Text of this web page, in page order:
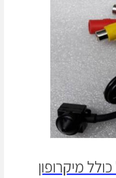
מיקרופון